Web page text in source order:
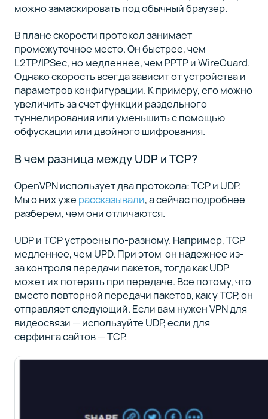
можно замаскировать под обычный браузер.
В плане скорости протокол занимает
промежуточное место. Он быстрее, чем
L2TP/IPSec, но медленнее, чем PPTP и WireGuard.
Однако скорость всегда зависит от устройства и
параметров конфигурации. К примеру, его можно
увеличить за счет функции раздельного
туннелирования или уменьшить с помощью
обфускации или двойного шифрования.
В чем разница между UDP и TCP?
OpenVPN использует два протокола: TCP и UDP.
Мы о них уже рассказывали, а сейчас подробнее
разберем, чем они отличаются.
UDP и TCP устроены по-разному. Например, TCP
медленнее, чем UPD. При этом он надежнее из-
за контроля передачи пакетов, тогда как UDP
может их потерять при передаче. Все потому, что
вместо повторной передачи пакетов, как у TCP, он
отправляет следующий. Если вам нужен VPN для
видеосвязи — используйте UDP, если для
серфинга сайтов — TCP.